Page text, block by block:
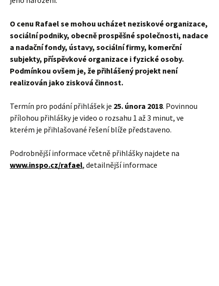
subjekty, příspěvkové organizace i fyzické osoby.
Podmínkou ovšem je, že přihlášený projekt není
realizován jako zisková činnost.
Termín pro podání přihlášek je25. února 2018. Povinnou
přílohou přihlášky je video o rozsahu 1 až 3 minut, ve
kterém je přihlašované řešení blíže představeno.
Podrobnější informace včetně přihlášky najdete na
www.inspo.cz/rafael, detailnější informace
Literární soutěž Internet a můj